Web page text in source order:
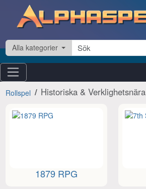
Hoppa till innehåll
Alla kategorier
Rollspel Historiska & Verklighetsnära
1879 RPG